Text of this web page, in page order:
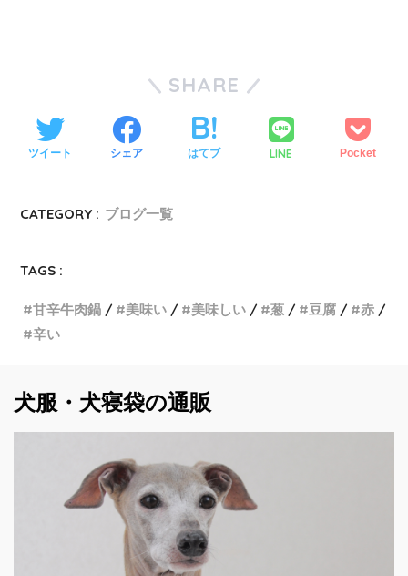
SHARE
ツイート シェア はてブ LINE Pocket
CATEGORY : ブログ一覧
TAGS :
甘辛牛肉鍋 美味い 美味しい 葱 豆腐
赤
辛い
犬服・犬寝袋の通販